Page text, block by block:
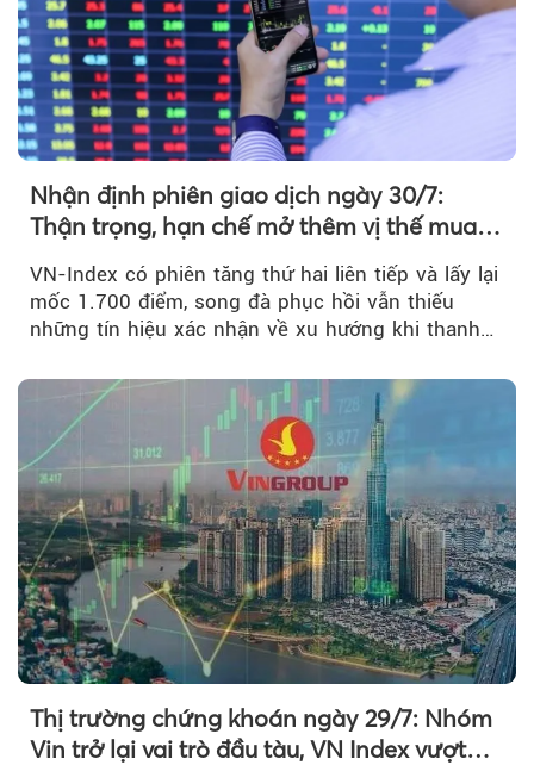
Nhận định phiên giao dịch ngày 30/7:
Thận trọng, hạn chế mở thêm vị thế mua
VN-Index có phiên tăng thứ hai liên tiếp và lấy lại
mốc 1.700 điểm, song đà phục hồi vẫn thiếu
những tín hiệu xác nhận về xu hướng khi thanh
Thị trường chứng khoán ngày 29/7: Nhóm
Vin trở lại vai trò đầu tàu, VN Index vượt